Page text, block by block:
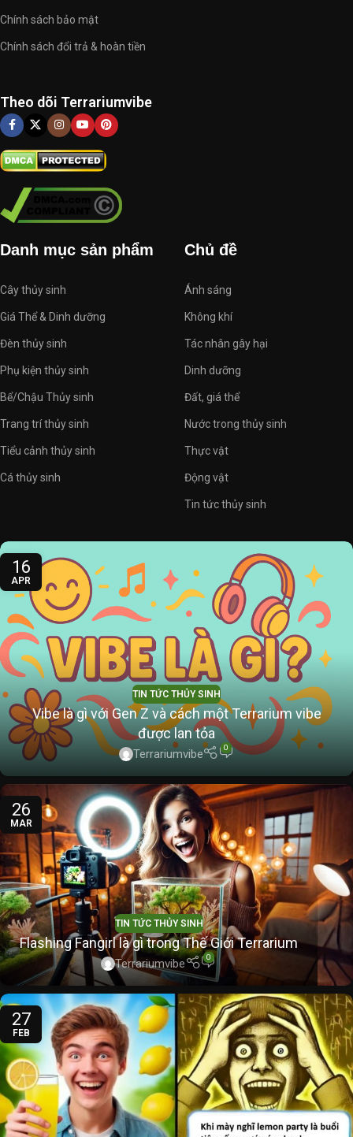
Chính sách bảo mật
Chính sách đổi trả & hoàn tiền
Theo dõi Terrariumvibe
Danh mục sản phẩm
Cây thủy sinh
Giá Thể & Dinh dưỡng
Đèn thủy sinh
Phụ kiện thủy sinh
Bể/Chậu Thủy sinh
Trang trí thủy sinh
Tiểu cảnh thủy sinh
Cá thủy sinh
Chủ đề
Ánh sáng
Không khí
Tác nhân gây hại
Dinh dưỡng
Đất, giá thể
Nước trong thủy sinh
Thực vật
Động vật
Tin tức thủy sinh
16
APR
TIN TỨC THỦY SINH
Vibe là gì với Gen Z và cách một Terrarium vibe
được lan tỏa
Terrariumvibe 0
26
MAR
TIN TỨC THỦY SINH
Flashing Fangirl là gì trong Thế Giới Terrarium
Terrariumvibe 0
27
FEB